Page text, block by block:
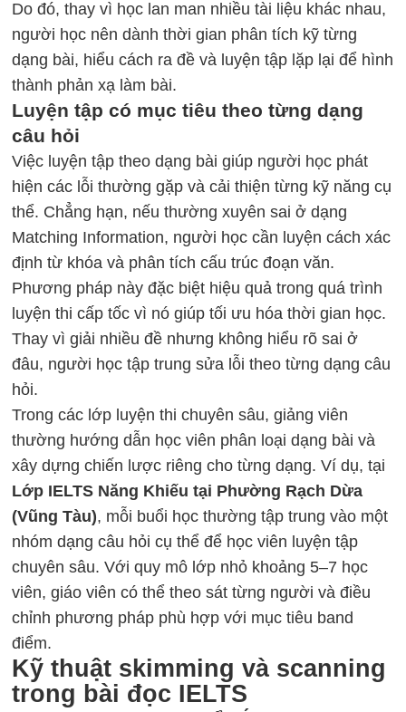
Do đó, thay vì học lan man nhiều tài liệu khác nhau,
người học nên dành thời gian phân tích kỹ từng
dạng bài, hiểu cách ra đề và luyện tập lặp lại để hình
thành phản xạ làm bài.
Luyện tập có mục tiêu theo từng dạng
câu hỏi
Việc luyện tập theo dạng bài giúp người học phát
hiện các lỗi thường gặp và cải thiện từng kỹ năng cụ
thể. Chẳng hạn, nếu thường xuyên sai ở dạng
Matching Information, người học cần luyện cách xác
định từ khóa và phân tích cấu trúc đoạn văn.
Phương pháp này đặc biệt hiệu quả trong quá trình
luyện thi cấp tốc vì nó giúp tối ưu hóa thời gian học.
Thay vì giải nhiều đề nhưng không hiểu rõ sai ở
đâu, người học tập trung sửa lỗi theo từng dạng câu
hỏi.
Trong các lớp luyện thi chuyên sâu, giảng viên
thường hướng dẫn học viên phân loại dạng bài và
xây dựng chiến lược riêng cho từng dạng. Ví dụ, tại
Lớp IELTS Năng Khiếu tại Phường Rạch Dừa
(Vũng Tàu), mỗi buổi học thường tập trung vào một
nhóm dạng câu hỏi cụ thể để học viên luyện tập
chuyên sâu. Với quy mô lớp nhỏ khoảng 5–7 học
viên, giáo viên có thể theo sát từng người và điều
chỉnh phương pháp phù hợp với mục tiêu band
điểm.
Kỹ thuật skimming và scanning
trong bài đọc IELTS